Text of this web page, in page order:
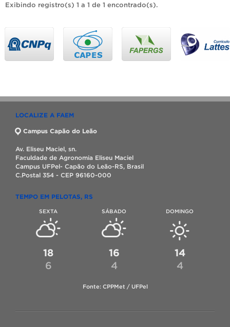
Exibindo registro(s) 1 a 1 de 1 encontrado(s).
LOCALIZE A FAEM
Campus Capão do Leão
Av. Eliseu Maciel, sn.
Faculdade de Agronomia Eliseu Maciel
Campus UFPel- Capão do Leão-RS, Brasil
C.Postal 354 - CEP 96160-000
TEMPO EM PELOTAS, RS
SEXTA
18
6
SÁBADO
16
4
DOMINGO
14
4
Fonte: CPPMet / UFPel